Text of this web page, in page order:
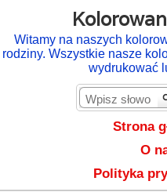
Witamy na naszych
rodziny. Wszystkie nasze
wydrukować
Strona
O
Polityka